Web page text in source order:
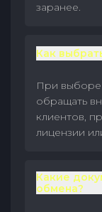
заранее.
Как
При выборе
обращать
клиентов,
лицензии
Какие
обмена?